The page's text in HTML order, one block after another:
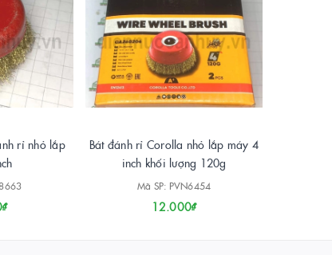
rỉ nhỏ lắp
Bát đánh rỉ Corolla nhỏ lắp máy 4
inch khối lượng 120g
Mã SP: PVN6454
12.000₫